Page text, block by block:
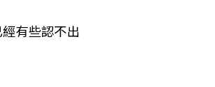
有些認不出